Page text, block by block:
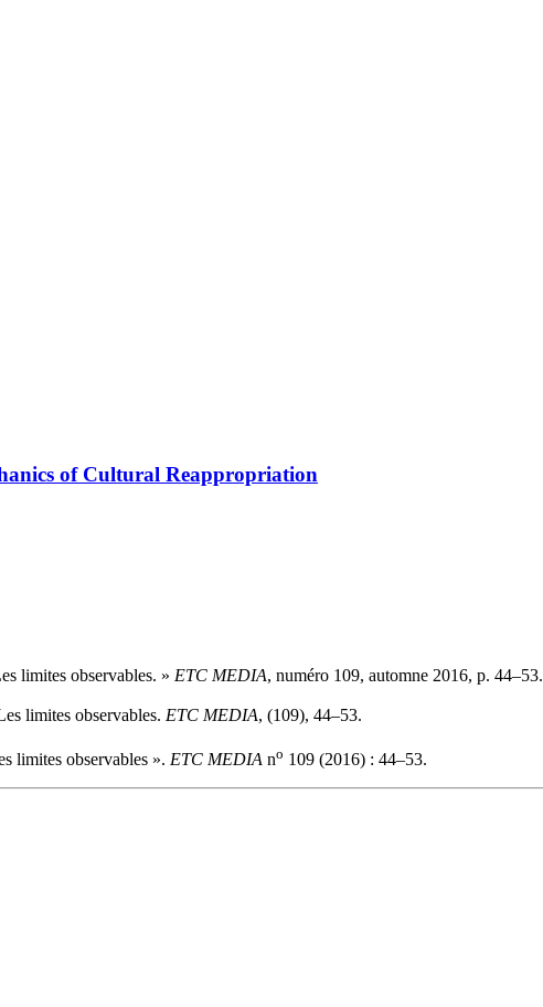
of Cultural Reappropriation
limites observables. » ETC MEDIA, numéro 109, automne 2016, p. 44–53.
limites observables. ETC MEDIA, (109), 44–53.
limites observables ». ETC MEDIA no 109 (2016) : 44–53.